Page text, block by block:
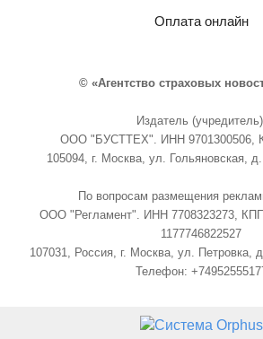
Оплата онлайн
© «Агентство страховых
Издатель
ООО "БУСТТЕХ". ИНН 9701300506,
105094, г. Москва, ул. Гольяновская,
По вопросам размещения
ООО "Регламент". ИНН 7708323273,
1177746822527
107031, Россия, г. Москва, ул. Петровка,
Телефон: